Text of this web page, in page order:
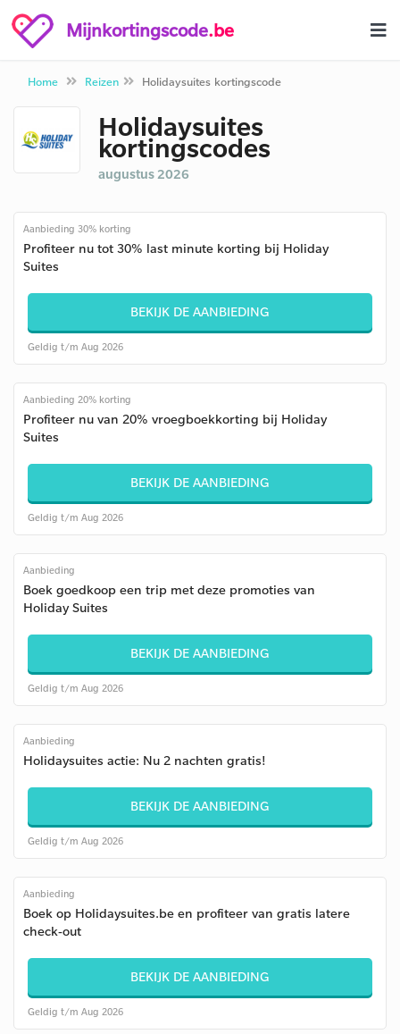
Mijnkortingscode.be
Home Reizen Holidaysuites kortingscode
Holidaysuites
kortingscodes
augustus 2026
Aanbieding 30% korting
Profiteer nu tot 30% last minute korting bij Holiday
Suites
BEKIJK DE AANBIEDING
Geldig t/m Aug 2026
Aanbieding 20% korting
Profiteer nu van 20% vroegboekkorting bij Holiday
Suites
BEKIJK DE AANBIEDING
Geldig t/m Aug 2026
Aanbieding
Boek goedkoop een trip met deze promoties van
Holiday Suites
BEKIJK DE AANBIEDING
Geldig t/m Aug 2026
Aanbieding
Holidaysuites actie: Nu 2 nachten gratis!
BEKIJK DE AANBIEDING
Geldig t/m Aug 2026
Aanbieding
Boek op Holidaysuites.be en profiteer van gratis latere
check-out
BEKIJK DE AANBIEDING
Geldig t/m Aug 2026